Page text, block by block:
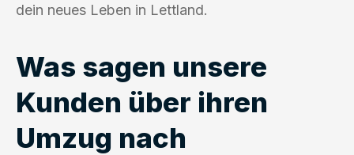
dein neues Leben in Lettland.
Was sagen unsere
Kunden über ihren
Umzug nach